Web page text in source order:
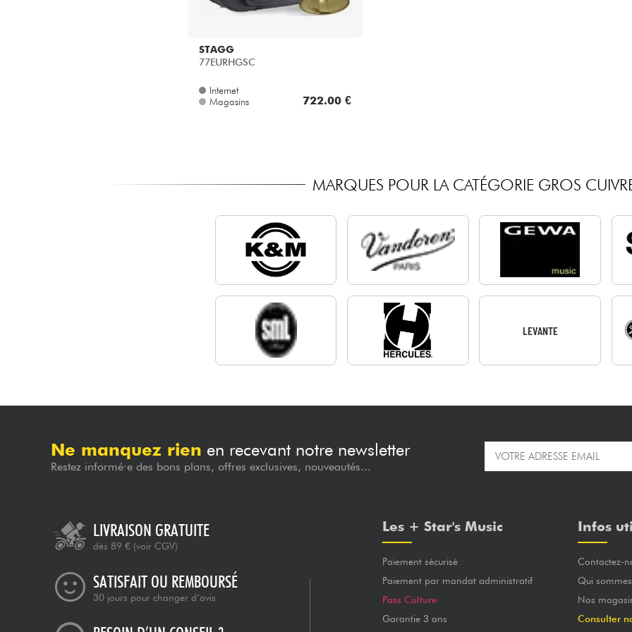
STAGG
77EURHGSC
Internet
Magasins
722.00 €
MARQUES POUR LA CATÉGORIE GROS
LEVANTE
Ne manquez rien en recevant notre newsletter
Restez informé·e des bons plans, offres exclusives, nouveautés...
LIVRAISON GRATUITE
dès 89 € (voir CGV)
SATISFAIT OU REMBOURSÉ
30 jours pour changer d’avis
Les + Star's Music
Paiement sécurisé
Paiement par mandat administratif
Pass Culture
Garantie 3 ans
Infos
Contactez-
Qui
Nos
Consulter